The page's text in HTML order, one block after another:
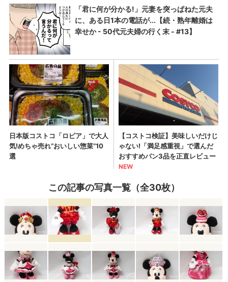
この記事の写真一覧（全30枚）